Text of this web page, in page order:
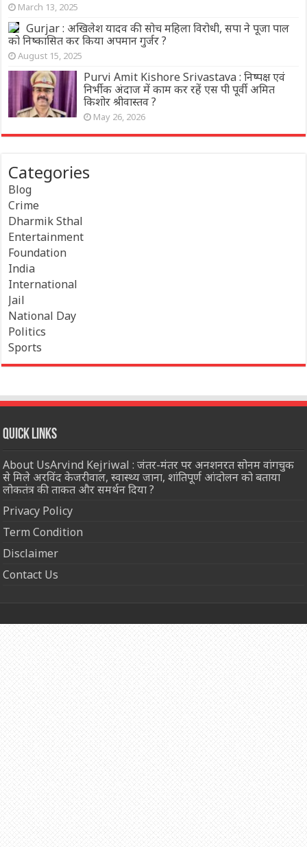
March 13, 2025
Gurjar : अखिलेश यादव की सोच महिला विरोधी, सपा ने पूजा पाल
को निष्कासित कर किया अपमान गुर्जर ?
August 15, 2025
Purvi Amit Kishore Srivastava : निष्पक्ष एवं
निर्भीक अंदाज में काम कर रहें एस पी पूर्वी अमित
किशोर श्रीवास्तव ?
May 26, 2026
Categories
Blog
Crime
Dharmik Sthal
Entertainment
Foundation
India
International
Jail
National Day
Politics
Sports
Quick Links
About UsArvind Kejriwal : जंतर-मंतर पर अनशनरत सोनम वांगचुक
से मिले अरविंद केजरीवाल, स्वास्थ्य जाना, शांतिपूर्ण आंदोलन को बताया
लोकतंत्र की ताकत और समर्थन दिया ?
Privacy Policy
Term Condition
Disclaimer
Contact Us